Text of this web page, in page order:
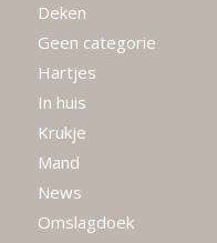
Deken
Geen categorie
Hartjes
In huis
Krukje
Mand
News
Omslagdoek